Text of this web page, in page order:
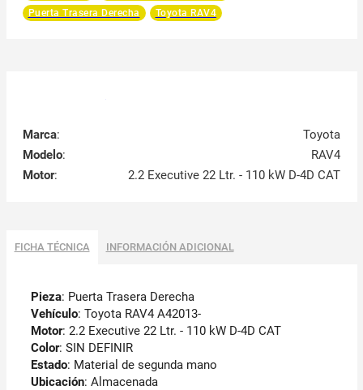
Puerta Trasera Derecha
Toyota RAV4
Marca:
Toyota
Modelo:
RAV4
Motor: 2.2 Executive 22 Ltr. - 110 kW D-4D CAT
FICHA TÉCNICA INFORMACIÓN ADICIONAL
Pieza: Puerta Trasera Derecha
Vehículo: Toyota RAV4 A42013-
Motor: 2.2 Executive 22 Ltr. - 110 kW D-4D CAT
Color: SIN DEFINIR
Estado: Material de segunda mano
Ubicación: Almacenada